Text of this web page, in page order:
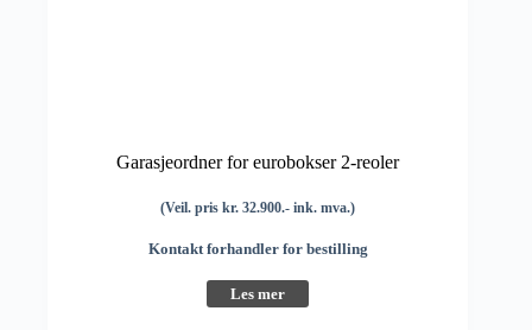
Garasjeordner for eurobokser 2-reoler
(Veil. pris kr. 32.900.- ink. mva.)
Kontakt forhandler for bestilling
Les mer